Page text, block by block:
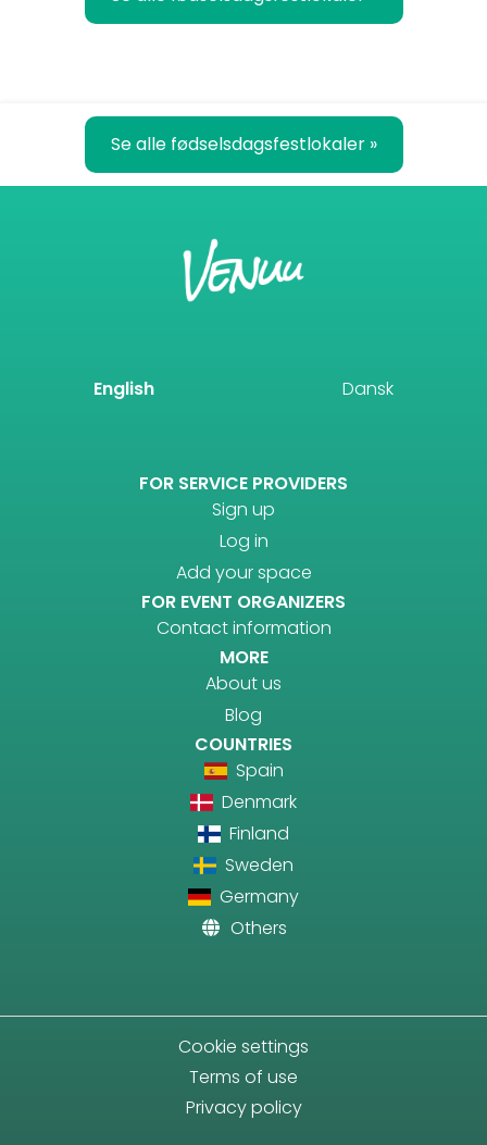
Se alle fødselsdagsfestlokaler »
English Dansk
FOR SERVICE PROVIDERS
Sign up
Log in
Add your space
FOR EVENT ORGANIZERS
Contact information
MORE
About us
Blog
COUNTRIES
Spain
Denmark
Finland
Sweden
Germany
Others
Cookie settings
Terms of use
Privacy policy